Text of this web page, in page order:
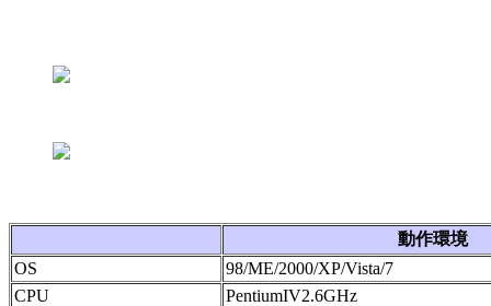
動作環境
OS
98/ME/2000/XP/Vista/7
CPU
PentiumIV2.6GHz